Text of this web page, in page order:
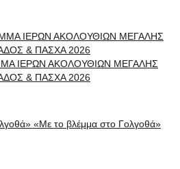
ΙΕΡΩΝ ΑΚΟΛΟΥΘΙΩΝ ΜΕΓΑΛΗΣ
& ΠΑΣΧΑ 2026
«Με το βλέμμα στο Γολγοθά»